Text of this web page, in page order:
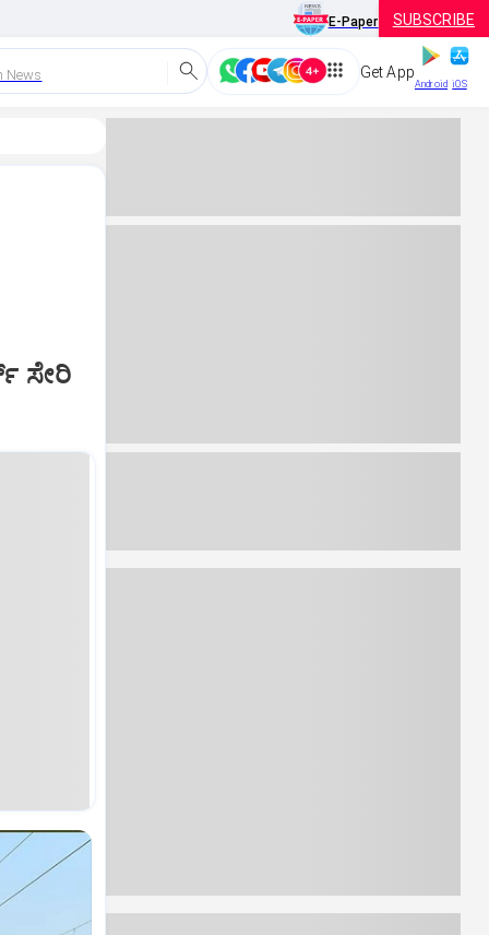
E-Paper SUBSCRIBE
News Get App
Android iOS
ಸೇರಿ